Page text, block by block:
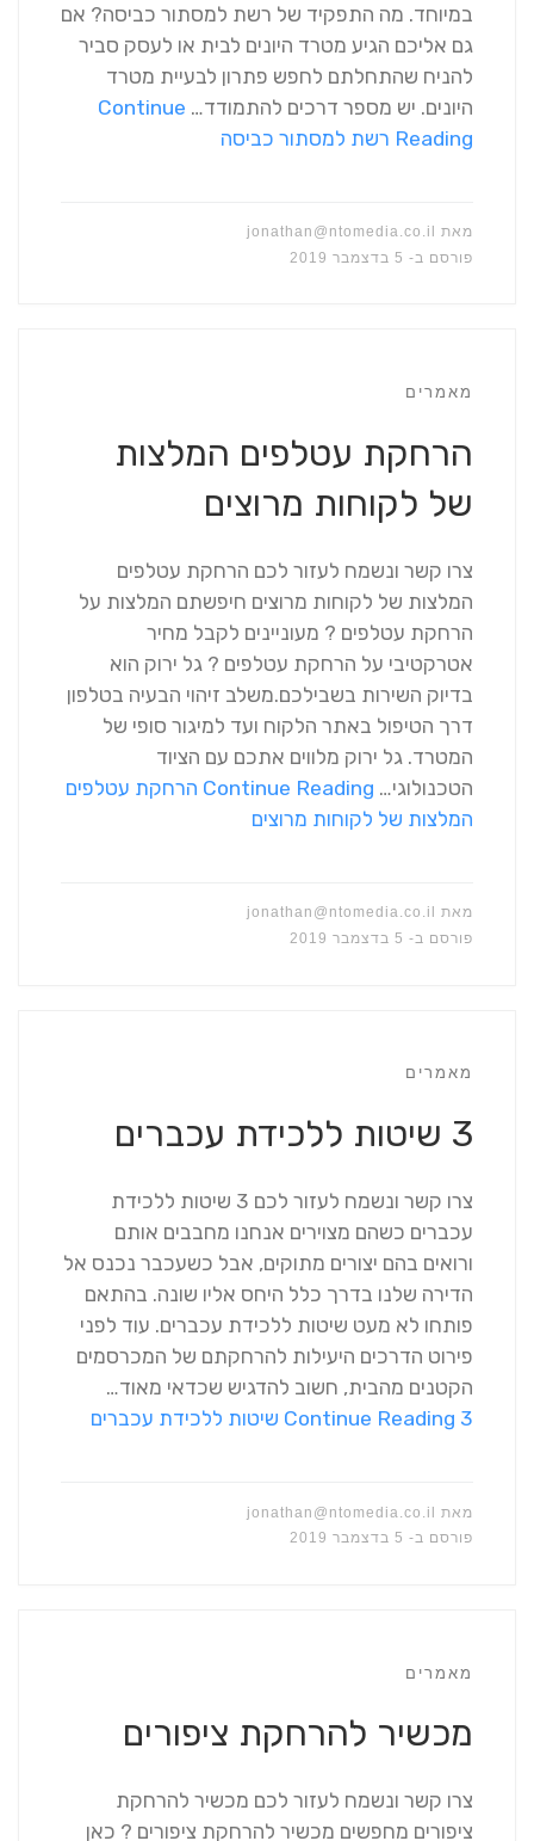
במיוחד. מה התפקיד של רשת למסתור כביסה? אם
גם אליכם הגיע מטרד היונים לבית או לעסק סביר
להניח שהתחלתם לחפש פתרון לבעיית מטרד
היונים. יש מספר דרכים להתמודד… Continue
Reading רשת למסתור כביסה
מאת
jonathan@ntomedia.co.il
פורסם ב- 5 בדצמבר 2019
מאמרים
הרחקת עטלפים המלצות
של לקוחות מרוצים
צרו קשר ונשמח לעזור לכם הרחקת עטלפים
המלצות של לקוחות מרוצים חיפשתם המלצות על
הרחקת עטלפים ? מעוניינים לקבל מחיר
אטרקטיבי על הרחקת עטלפים ? גל ירוק הוא
בדיוק השירות בשבילכם.משלב זיהוי הבעיה בטלפון
דרך הטיפול באתר הלקוח ועד למיגור סופי של
המטרד. גל ירוק מלווים אתכם עם הציוד
הטכנולוגי… Continue Reading הרחקת עטלפים
המלצות של לקוחות מרוצים
מאת
jonathan@ntomedia.co.il
פורסם ב- 5 בדצמבר 2019
מאמרים
3 שיטות ללכידת עכברים
צרו קשר ונשמח לעזור לכם 3 שיטות ללכידת
עכברים כשהם מצוירים אנחנו מחבבים אותם
ורואים בהם יצורים מתוקים, אבל כשעכבר נכנס אל
הדירה שלנו בדרך כלל היחס אליו שונה. בהתאם
פותחו לא מעט שיטות ללכידת עכברים. עוד לפני
פירוט הדרכים היעילות להרחקתם של המכרסמים
הקטנים מהבית, חשוב להדגיש שכדאי מאוד…
Continue Reading 3 שיטות ללכידת עכברים
מאת jonathan@ntomedia.co.il
פורסם ב- 5 בדצמבר 2019
מאמרים
מכשיר להרחקת ציפורים
צרו קשר ונשמח לעזור לכם מכשיר להרחקת
ציפורים מחפשים מכשיר להרחקת ציפורים ? כאן